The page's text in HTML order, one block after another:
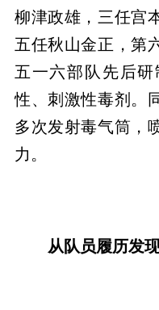
柳津政雄，三任宫
五任秋山金正，第
五一六部队先后
性、刺激性毒剂。
多次发射毒气筒，
力。
从队员履历发